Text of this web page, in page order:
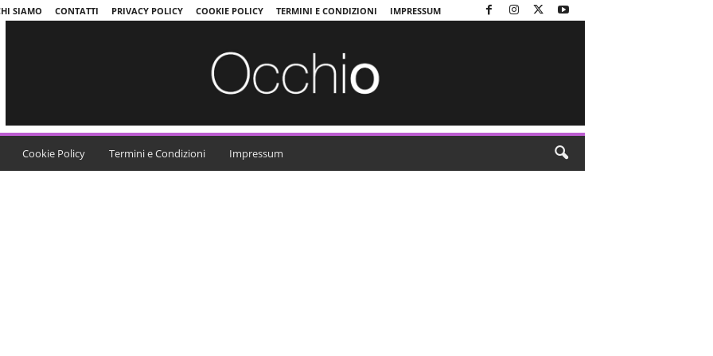
SIAMO CONTATTI PRIVACY POLICY COOKIE POLICY TERMINI E CONDIZIONI IMPRESSUM
Cookie Policy Termini e Condizioni Impressum